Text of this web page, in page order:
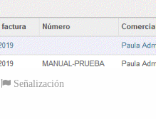
Señalización